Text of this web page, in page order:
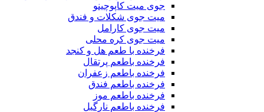
جوی میت کاپوچینو
میت جوی شکلات و فندق
میت جوی کارامل
میت جوی کره محلی
فرخنده با طعم هل و کنجد
فرخنده باطعم پرتقال
فرخنده باطعم زعفران
فرخنده باطعم فندق
فرخنده باطعم موز
فرخنده باطعم نارگیل